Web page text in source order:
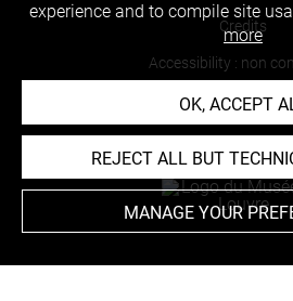
Credits
Accessibility : non
experience and to compile site
more
OK, ACCEPT
REJECT ALL BUT
MANAGE YOUR